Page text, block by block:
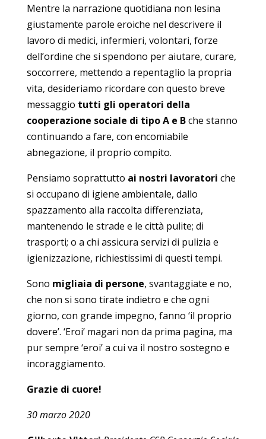
Mentre la narrazione quotidiana non lesina
giustamente parole eroiche nel descrivere il
lavoro di medici, infermieri, volontari, forze
dell’ordine che si spendono per aiutare, curare,
soccorrere, mettendo a repentaglio la propria
vita, desideriamo ricordare con questo breve
messaggio tutti gli operatori della
cooperazione sociale di tipo A e Bche stanno
continuando a fare, con encomiabile
abnegazione, il proprio compito.
Pensiamo soprattutto ai nostri lavoratori che
si occupano di igiene ambientale, dallo
spazzamento alla raccolta differenziata,
mantenendo le strade e le città pulite; di
trasporti; o a chi assicura servizi di pulizia e
igienizzazione, richiestissimi di questi tempi.
Sono migliaia di persone, svantaggiate e no,
che non si sono tirate indietro e che ogni
giorno, con grande impegno, fanno ‘il proprio
dovere’. ‘Eroi’ magari non da prima pagina, ma
pur sempre ‘eroi’ a cui va il nostro sostegno e
incoraggiamento.
Grazie di cuore!
30 marzo 2020